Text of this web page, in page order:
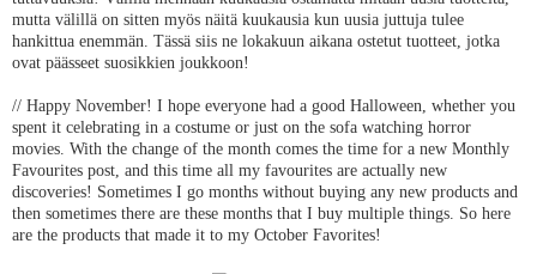
mutta välillä on sitten myös näitä kuukausia kun uusia juttuja tulee
hankittua enemmän. Tässä siis ne lokakuun aikana ostetut tuotteet, jotka
ovat päässeet suosikkien joukkoon!
// Happy November! I hope everyone had a good Halloween, whether you
spent it celebrating in a costume or just on the sofa watching horror
movies. With the change of the month comes the time for a new Monthly
Favourites post, and this time all my favourites are actually new
discoveries! Sometimes I go months without buying any new products and
then sometimes there are these months that I buy multiple things. So here
are the products that made it to my October Favorites!